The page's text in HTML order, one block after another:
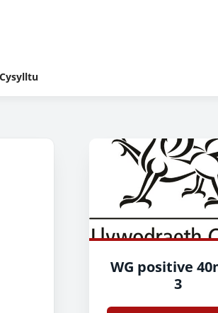
Cysylltu
WG positive
3